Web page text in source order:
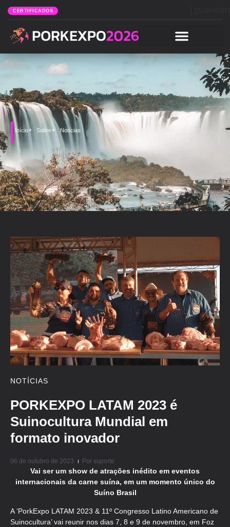
CERTIFICADOS
Início Sobre Notícias
NOTÍCIAS
PORKEXPO LATAM 2023 é
Suinocultura Mundial em
formato inovador
06 de outubro de 2023 Por suporte
Vai ser um show de atrações inédito em eventos
internacionais da carne suína, em um momento único do
Suíno Brasil
A ‘PorkExpo LATAM 2023 & 11º Congresso Latino Americano de
Suinocultura’ vai reunir nos dias 7, 8 e 9 de novembro, em Foz